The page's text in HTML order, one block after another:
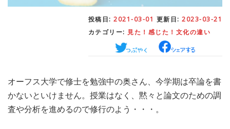
WORK– デンマークの働き方
– 日本人の考察
MEDIA– メディア掲載 TRAVEL– 旅行
投稿日: 2021-03-01 更新日: 2023-03-21
カテゴリー: 見た！感じた！文化の違い
オーフス大学で修士を勉強中の奥さん、今学期は卒論を書
かないといけません。授業はなく、黙々と論文のための調
査や分析を進めるので修行のよう・・・。